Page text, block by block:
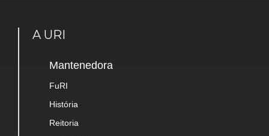
A URI
Mantenedora
FuRI
História
Reitoria